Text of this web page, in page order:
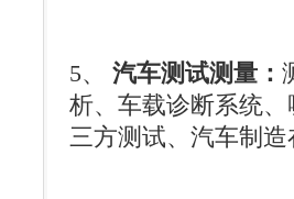
5、 汽车测试测量：
析、车载诊断系统
三方测试、汽车制